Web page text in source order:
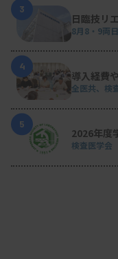
3
日臨技リ
8月8・9両
4
導入経費
全医共、検
5
2026年度
検査医学会